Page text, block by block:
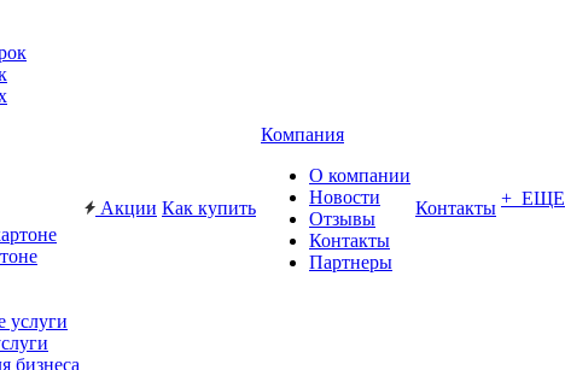
Акции Как купить
Компания
О компании
Новости
Отзывы
Контакты
Партнеры
Контакты + ЕЩЕ